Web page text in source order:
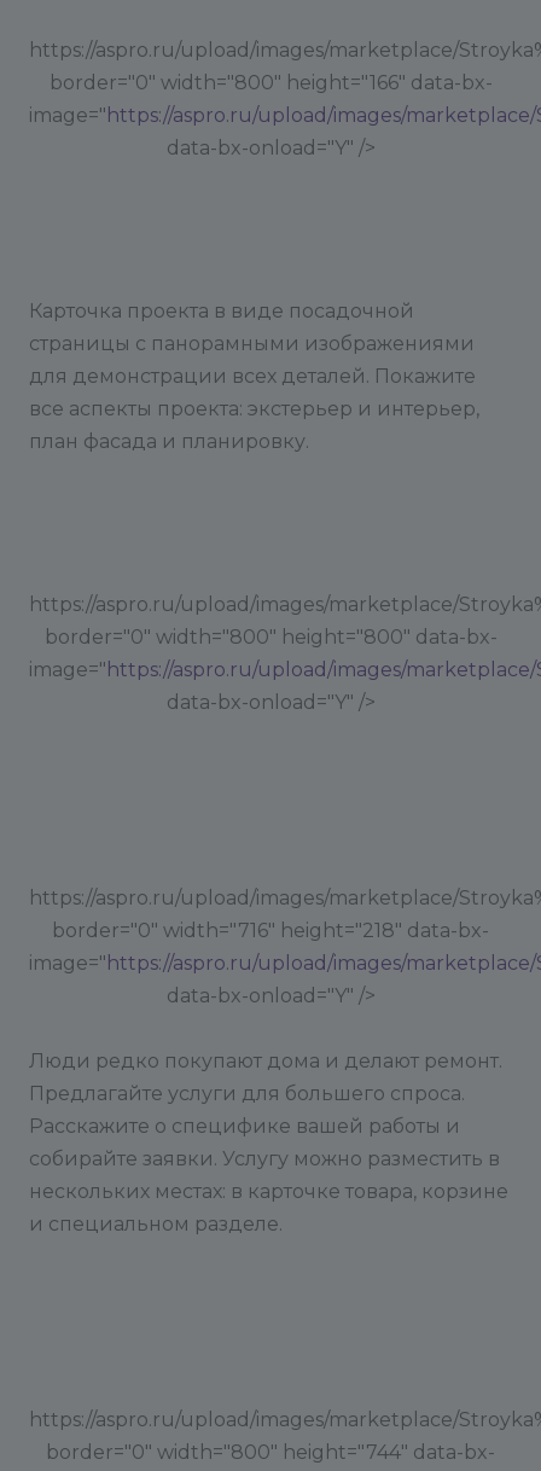
https://aspro.ru/upload/images/marketplace/
border="0" width="800" height="166" data-bx-
image=" https://aspro.ru/upload/images/
data-bx-onload="Y" />
Карточка проекта в виде посадочной
страницы с панорамными изображениями
для демонстрации всех деталей. Покажите
все аспекты проекта: экстерьер и интерьер,
план фасада и планировку.
https://aspro.ru/upload/images/marketplace/
border="0" width="800" height="800" data-bx-
image=" https://aspro.ru/upload/images/
data-bx-onload="Y" />
https://aspro.ru/upload/images/marketplace/
border="0" width="716" height="218" data-bx-
image=" https://aspro.ru/upload/images/
data-bx-onload="Y" />
Люди редко покупают дома и делают ремонт.
Предлагайте услуги для большего спроса.
Расскажите о специфике вашей работы и
собирайте заявки. Услугу можно разместить в
нескольких местах: в карточке товара, корзине
и специальном разделе.
https://aspro.ru/upload/images/marketplace/
border="0" width="800" height="744" data-bx-